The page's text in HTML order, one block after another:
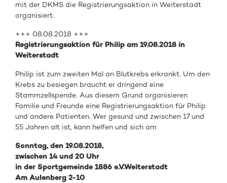
mit der DKMS die Registrierungsaktion in Weiterstadt
organisiert.
+++ 08.08.2018 +++
Registrierungsaktion für Philip am 19.08.2018 in
Weiterstadt
Philip ist zum zweiten Mal an Blutkrebs erkrankt. Um den
Krebs zu besiegen braucht er dringend eine
Stammzellspende. Aus diesem Grund organisieren
Familie und Freunde eine Registrierungsaktion für Philip
und andere Patienten. Wer gesund und zwischen 17 und
55 Jahren alt ist, kann helfen und sich am
Sonntag, den 19.08.2018,
zwischen 14 und 20 Uhr
in der Sportgemeinde 1886 e.V.Weiterstadt
Am Aulenberg 2-10